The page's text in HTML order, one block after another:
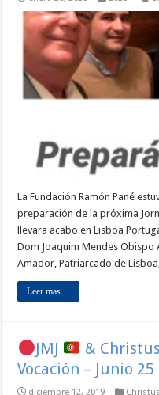
La Fundación Ramón Pané
preparación de la próxima
llevara acabo en Lisboa
Dom Joaquim Mendes Obispo
Amador, Patriarcado de
Leer mas ...
JMJ
&
Vocación – Junio
diciembre 12, 2019